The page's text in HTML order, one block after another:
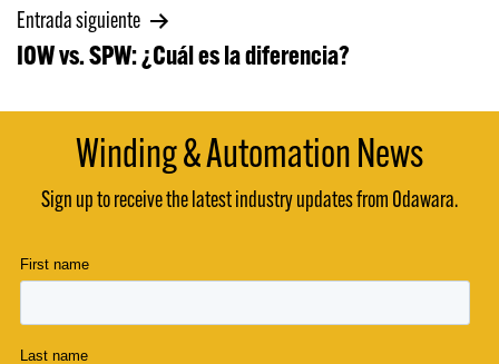
Navegación
entradas
Entrada siguiente
IOW vs. SPW: ¿Cuál es la diferencia?
Winding & Automation News
Sign up to receive the latest industry updates from Odawara.